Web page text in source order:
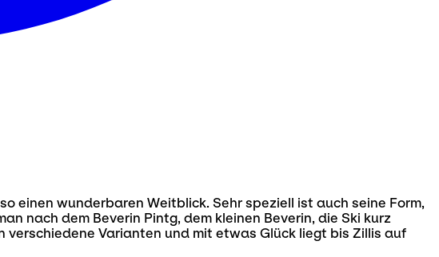
einen wunderbaren Weitblick. Sehr speziell ist auch seine Form,
nach dem Beverin Pintg, dem kleinen Beverin, die Ski kurz
Varianten und mit etwas Glück liegt bis Zillis auf